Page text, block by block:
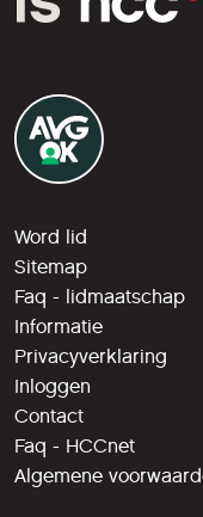
Word lid
Sitemap
Faq - lidmaatschap
Informatie
Privacyverklaring
Inloggen
Contact
Faq - HCCnet
Algemene